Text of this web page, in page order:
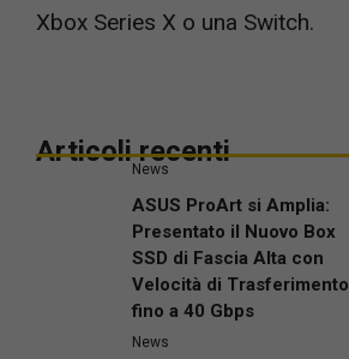
Xbox Series X o una Switch.
Articoli recenti
News
ASUS ProArt si Amplia:
Presentato il Nuovo Box
SSD di Fascia Alta con
Velocità di Trasferimento
fino a 40 Gbps
News